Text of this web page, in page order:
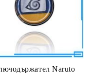
Naruto